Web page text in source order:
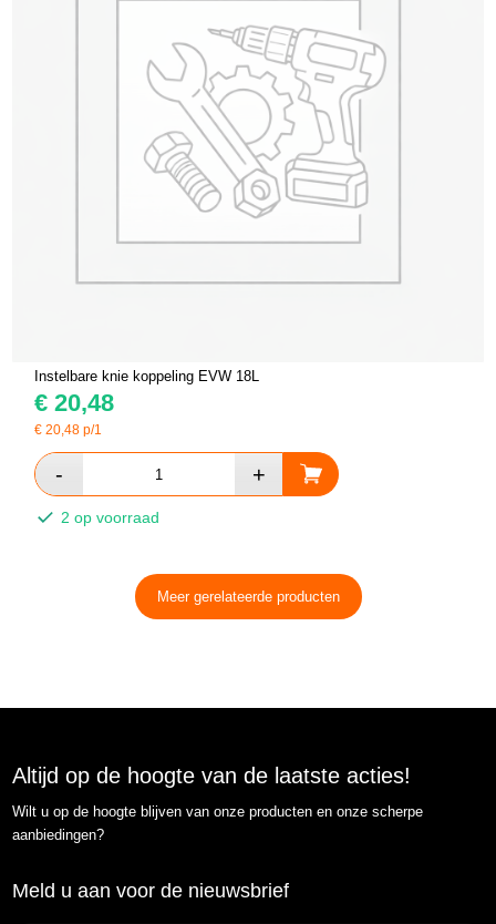
Instelbare knie koppeling EVW 18L
€ 20,48
€20,48 p/1
2 op voorraad
Meer gerelateerde producten
Altijd op de hoogte van de laatste acties!
Wilt u op de hoogte blijven van onze producten en onze scherpe
aanbiedingen?
Meld u aan voor de nieuwsbrief